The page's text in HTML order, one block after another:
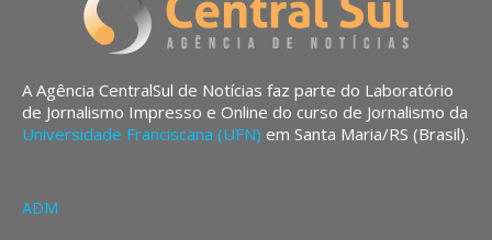
A Agência CentralSul de Notícias faz parte do Laboratório
de Jornalismo Impresso e Online do curso de Jornalismo da
Universidade Franciscana (UFN) em Santa Maria/RS (Brasil).
ADM